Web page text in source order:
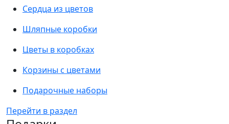
Сердца из цветов
Шляпные коробки
Цветы в коробках
Корзины с цветами
Подарочные наборы
Перейти в раздел